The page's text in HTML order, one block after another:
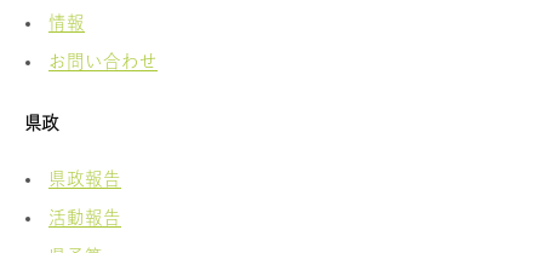
情報
お問い合わせ
県政
県政報告
活動報告